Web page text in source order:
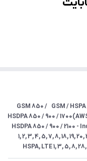
Technology	 GSM / HSPA / LTE 2G bands	GSM 850 /
900 / 1800 / 1900 3G bands	HSDPA 850 / 900 /
/ 1900 / 2100 - Global  	HSDPA 850 / 900 /
bands	1, 2, 3, 4, 5, 7, 8, 18,